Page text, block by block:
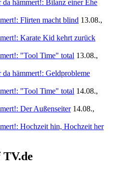
hämmert!: Bilanz einer Ehe
Flirten macht blind 13.08.,
Karate Kid kehrt zurück
"Tool Time" total 13.08.,
hämmert!: Geldprobleme
"Tool Time" total 14.08.,
Der Außenseiter 14.08.,
Hochzeit hin, Hochzeit her